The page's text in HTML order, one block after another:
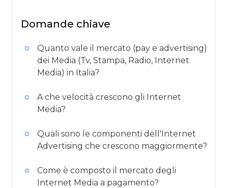
Domande chiave
Quanto vale il mercato (pay e advertising)
dei Media (Tv, Stampa, Radio, Internet
Media) in Italia?
A che velocità crescono gli Internet
Media?
Quali sono le componenti dell'Internet
Advertising che crescono maggiormente?
Come è composto il mercato degli
Internet Media a pagamento?